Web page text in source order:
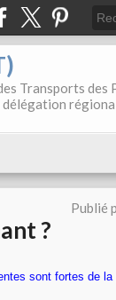
Transports des
Publié
?
sont fortes de